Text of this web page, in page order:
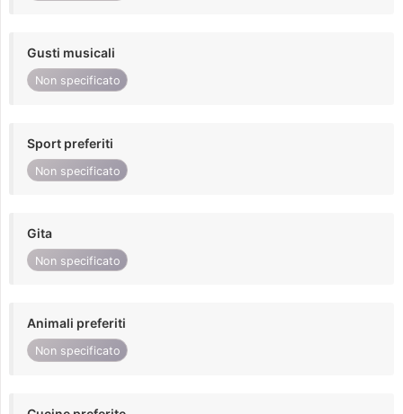
Gusti musicali
Non specificato
Sport preferiti
Non specificato
Gita
Non specificato
Animali preferiti
Non specificato